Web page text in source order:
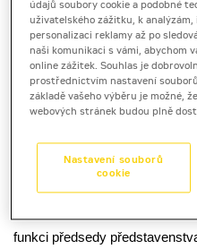
představenstva
skupiny.
V rámci
strukturovaného
2024 podařilo přivítat
funkci předsedy
údajů soubory cookie a podobné
uživatelského zážitku, k
personalizaci reklamy až po
naši komunikaci s vámi, abychom
online zážitek. Souhlas je
prostřednictvím nastavení
základě vašeho výběru je možné,
webových stránek budou plně
Nastavení souborů
cookie